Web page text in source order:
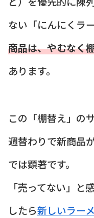
ない「にんにくラ
商品は、やむなく
あります。
この「棚替え」の
週替わりで新商品
では顕著です。
「売ってない」と
したら新しいラー